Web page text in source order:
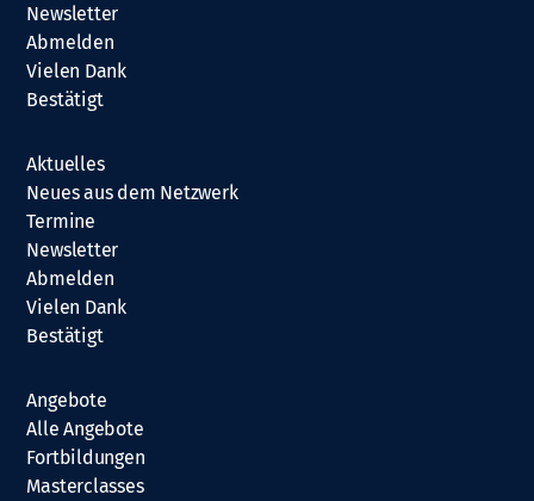
Newsletter
Abmelden
Vielen Dank
Bestätigt
Aktuelles
Neues aus dem Netzwerk
Termine
Newsletter
Abmelden
Vielen Dank
Bestätigt
Angebote
Alle Angebote
Fortbildungen
Masterclasses